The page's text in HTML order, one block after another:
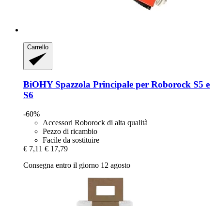
Carrello
BiOHYSpazzola Principale per Roborock S5 e
S6
-60%
Accessori Roborock di alta qualità
Pezzo di ricambio
Facile da sostituire
€ 7,11 € 17,79
Consegna entro il giorno 12 agosto